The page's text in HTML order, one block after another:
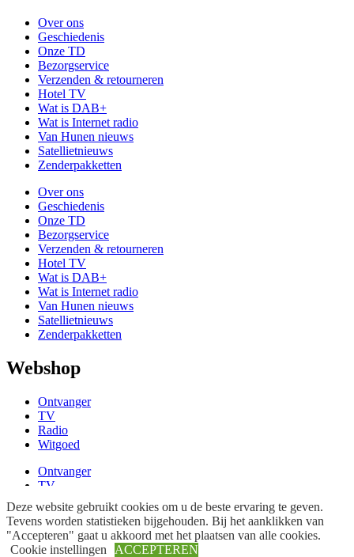
Over ons
Geschiedenis
Onze TD
Bezorgservice
Verzenden & retourneren
Hotel TV
Wat is DAB+
Wat is Internet radio
Van Hunen nieuws
Satellietnieuws
Zenderpakketten
Over ons
Geschiedenis
Onze TD
Bezorgservice
Verzenden & retourneren
Hotel TV
Wat is DAB+
Wat is Internet radio
Van Hunen nieuws
Satellietnieuws
Zenderpakketten
Webshop
Ontvanger
TV
Radio
Witgoed
Ontvanger
TV
Radio
Witgoed
Overig
Deze website gebruikt cookies om u de beste ervaring te geven.
Tevens worden statistieken bijgehouden. Bij het aanklikken van
"Accepteren" gaat u akkoord met het plaatsen van alle cookies.
Cookie instellingen
ACCEPTEREN